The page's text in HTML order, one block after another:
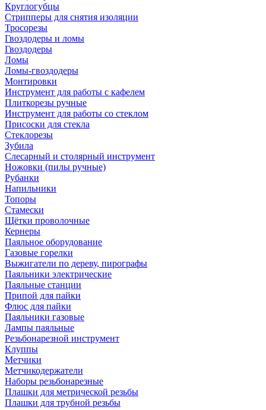
Круглогубцы
Стрипперы для снятия изоляции
Тросорезы
Гвоздодеры и ломы
Гвоздодеры
Ломы
Ломы-гвоздодеры
Монтировки
Инструмент для работы с кафелем
Плиткорезы ручные
Инструмент для работы со стеклом
Присоски для стекла
Стеклорезы
Зубила
Слесарный и столярный инструмент
Ножовки (пилы ручные)
Рубанки
Напильники
Топоры
Стамески
Щётки проволочные
Кернеры
Паяльное оборудование
Газовые горелки
Выжигатели по дереву, пирографы
Паяльники электрические
Паяльные станции
Припой для пайки
Флюс для пайки
Паяльники газовые
Лампы паяльные
Резьбонарезной инструмент
Клуппы
Метчики
Метчикодержатели
Наборы резьбонарезные
Плашки для метрической резьбы
Плашки для трубной резьбы